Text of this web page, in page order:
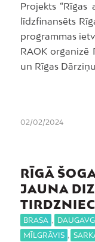
Projekts “Rīgas
līdzfinansēts
programmas
RAOK organizē
un Rīgas
02/02/2024
RĪGĀ
JAUNA
BRASA ,
MĪLGRĀVIS ,